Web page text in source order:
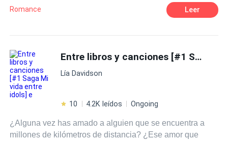
tenía en mente cuando se subió a un avión para ir al otro
extremo del país, para perseguir eso que tanto anhelaba.
cosas más, nuevas amistades, nuevos gustos, pero sobre
todo, algo sobre lo que solamente había escrito y leído: el
amor. ¿Es posible que los sueños se cumplan? Pero,
sobre todo, ¿puede ir el amor de la mano de nuestros
deseos?
Romance Leer
Entre libros y canciones [#1 Saga Mi vida entre idols] e
Lía Davidson
10 4.2K leídos Ongoing
¿Alguna vez has amado a alguien que se encuentra a
millones de kilómetros de distancia? ¿Ese amor que